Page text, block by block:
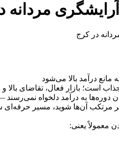
است؛ بازار فعال، تقاضای
دوره‌ها به درآمد دلخواه نمی‌رسند
معمولاً یعنی: